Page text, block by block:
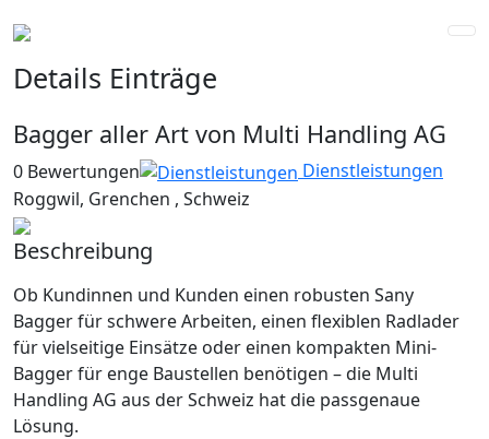
Details Einträge
Bagger aller Art von Multi Handling AG
0 Bewertungen
Dienstleistungen
Roggwil, Grenchen , Schweiz
Beschreibung
Ob Kundinnen und Kunden einen robusten Sany
Bagger für schwere Arbeiten, einen flexiblen Radlader
für vielseitige Einsätze oder einen kompakten Mini-
Bagger für enge Baustellen benötigen – die Multi
Handling AG aus der Schweiz hat die passgenaue
Lösung.